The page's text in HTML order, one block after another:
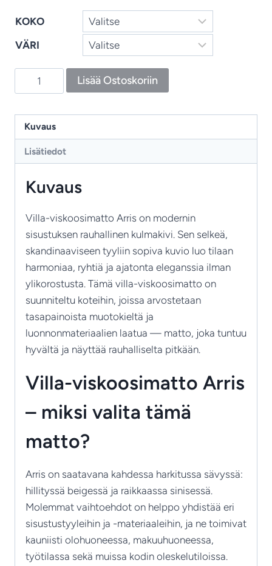
KOKO
VÄRI
villa-
moderni
skandinaavinen
olohuoneeseen
Lisää Ostoskoriin
Kuvaus
Lisätiedot
Kuvaus
Villa-viskoosimatto Arris on modernin
sisustuksen rauhallinen kulmakivi. Sen selkeä,
skandinaaviseen tyyliin sopiva kuvio luo tilaan
harmoniaa, ryhtiä ja ajatonta eleganssia ilman
ylikorostusta. Tämä villa-viskoosimatto on
suunniteltu koteihin, joissa arvostetaan
tasapainoista muotokieltä ja
luonnonmateriaalien laatua — matto, joka tuntuu
hyvältä ja näyttää rauhalliselta pitkään.
Villa-viskoosimatto Arris
– miksi valita tämä
matto?
Arris on saatavana kahdessa harkitussa sävyssä:
hillityssä beigessä ja raikkaassa sinisessä.
Molemmat vaihtoehdot on helppo yhdistää eri
sisustustyyleihin ja -materiaaleihin, ja ne toimivat
kauniisti olohuoneessa, makuuhuoneessa,
työtilassa sekä muissa kodin oleskelutiloissa.